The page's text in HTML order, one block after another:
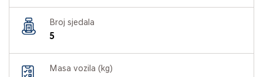
Broj sjedala
5
Masa vozila (kg)